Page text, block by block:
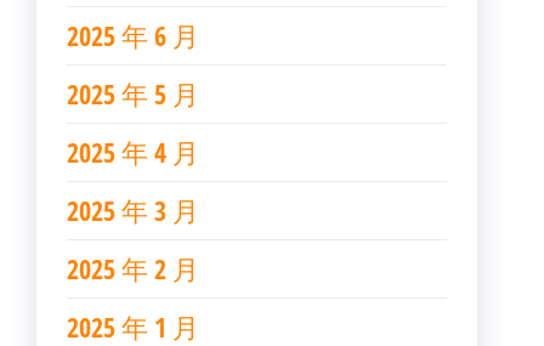
2025 年 6 月
2025 年 5 月
2025 年 4 月
2025 年 3 月
2025 年 2 月
2025 年 1 月